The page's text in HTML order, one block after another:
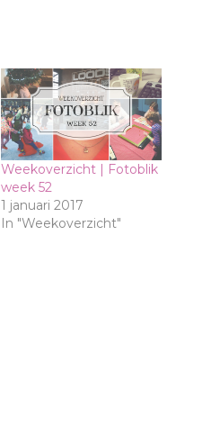
Weekoverzicht | Fotoblik
week 52
1 januari 2017
In "Weekoverzicht"